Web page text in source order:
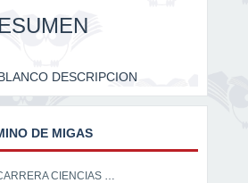
DESCRIPCION
DE MIGAS
CIENCIAS DE LA INFORMACIÓN